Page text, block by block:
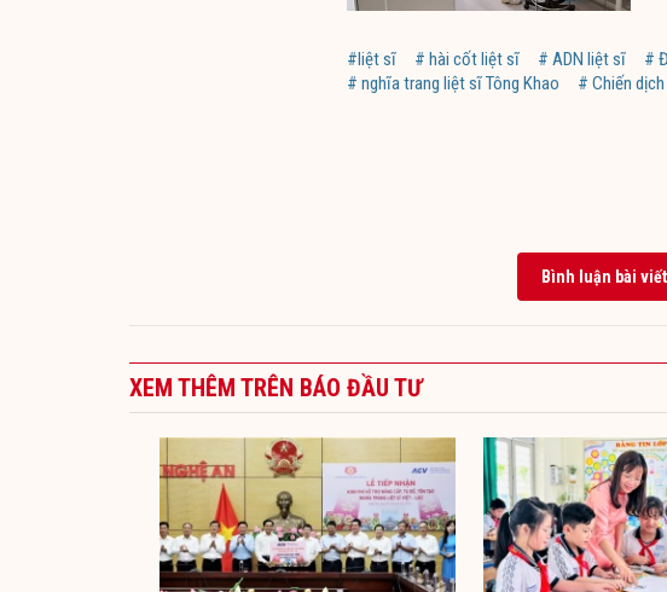
#liệt sĩ # hài cốt liệt sĩ # ADN liệt sĩ #
# nghĩa trang liệt sĩ Tông Khao
# Chiến
Bình luận bài
XEM THÊM TRÊN BÁO ĐẦU TƯ